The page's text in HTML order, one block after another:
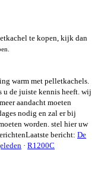
te kopen, kijk dan
warm met pelletkachels.
u de juiste kennis heeft. wij
aandacht moeten
nodig en zal er bij
worden. stel hier uw
Laatste bericht: De
· R1200C